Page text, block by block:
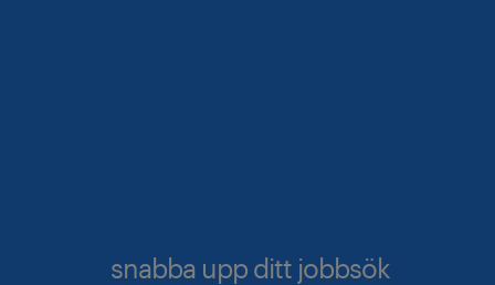
snabba upp ditt jobbsök